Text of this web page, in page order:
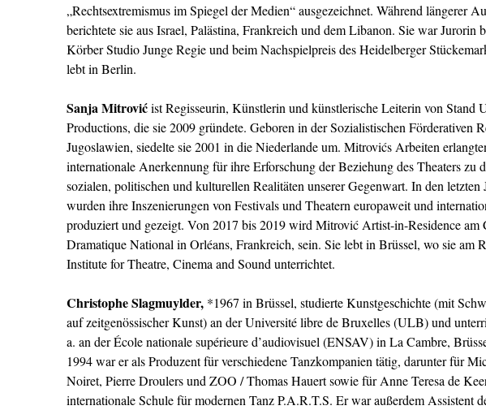
„Rechtsextremismus im Spiegel der Medien“ ausgezeichnet. Während längerer
berichtete sie aus Israel, Palästina, Frankreich und dem Libanon. Sie war Jurorin
Körber Studio Junge Regie und beim Nachspielpreis des Heidelberger
lebt in Berlin.
Sanja Mitrovićist Regisseurin, Künstlerin und künstlerische Leiterin von Stand
Productions, die sie 2009 gründete. Geboren in der Sozialistischen Förderativen
Jugoslawien, siedelte sie 2001 in die Niederlande um. Mitrovićs Arbeiten
internationale Anerkennung für ihre Erforschung der Beziehung des Theaters zu
sozialen, politischen und kulturellen Realitäten unserer Gegenwart. In den letzten
wurden ihre Inszenierungen von Festivals und Theatern europaweit und
produziert und gezeigt. Von 2017 bis 2019 wird Mitrović Artist-in-Residence am
Dramatique National in Orléans, Frankreich, sein. Sie lebt in Brüssel, wo sie am
Institute for Theatre, Cinema and Sound unterrichtet.
Christophe Slagmuylder, *1967 in Brüssel, studierte Kunstgeschichte (mit
auf zeitgenössischer Kunst) an der Université libre de Bruxelles (ULB) und
a. an der École nationale supérieure d’audiovisuel (ENSAV) in La Cambre,
1994 war er als Produzent für verschiedene Tanzkompanien tätig, darunter für
Noiret, Pierre Droulers und ZOO / Thomas Hauert sowie für Anne Teresa de
internationale Schule für modernen Tanz P.A.R.T.S. Er war außerdem Assistent